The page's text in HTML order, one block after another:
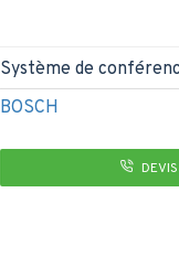
BOSCH
Système de